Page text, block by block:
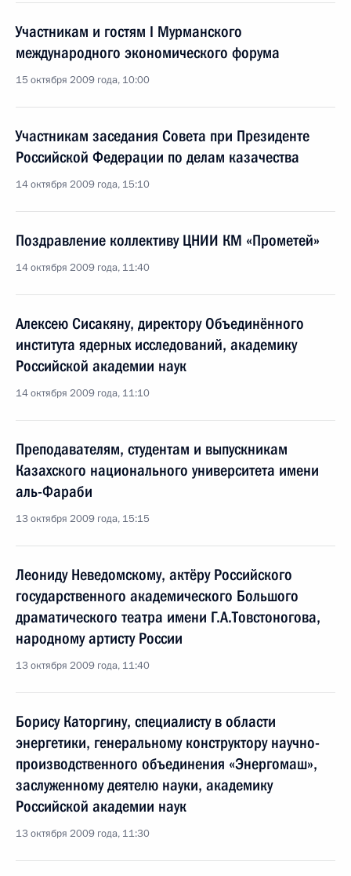
Участникам и гостям I Мурманского
международного экономического форума
15 октября 2009 года, 10:00
Участникам заседания Совета при Президенте
Российской Федерации по делам казачества
14 октября 2009 года, 15:10
Поздравление коллективу ЦНИИ КМ «Прометей»
14 октября 2009 года, 11:40
Алексею Сисакяну, директору Объединённого
института ядерных исследований, академику
Российской академии наук
14 октября 2009 года, 11:10
Преподавателям, студентам и выпускникам
Казахского национального университета имени
аль-Фараби
13 октября 2009 года, 15:15
Леониду Неведомскому, актёру Российского
государственного академического Большого
драматического театра имени Г.А.Товстоногова,
народному артисту России
13 октября 2009 года, 11:40
Борису Каторгину, специалисту в области
энергетики, генеральному конструктору научно-
производственного объединения «Энергомаш»,
заслуженному деятелю науки, академику
Российской академии наук
13 октября 2009 года, 11:30